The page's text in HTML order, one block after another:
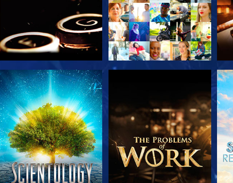
SE